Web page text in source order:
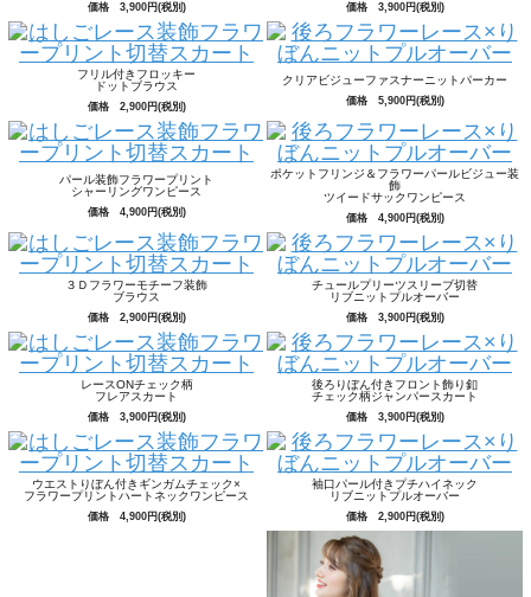
価格 3,900円(税別) 価格 3,900円(税別)
フリル付きフロッキー
ドットブラウス
価格 2,900円(税別)
クリアビジューファスナーニットパーカー
価格 5,900円(税別)
パール装飾フラワープリント
シャーリングワンピース
価格 4,900円(税別)
ポケットフリンジ＆フラワーパールビジュー装
飾
ツイードサックワンピース
価格 4,900円(税別)
３Ｄフラワーモチーフ装飾
ブラウス
価格 2,900円(税別)
チュールプリーツスリーブ切替
リブニットプルオーバー
価格 3,900円(税別)
レースONチェック柄
フレアスカート
価格 3,900円(税別)
後ろりぼん付きフロント飾り釦
チェック柄ジャンパースカート
価格 3,900円(税別)
ウエストりぼん付きギンガムチェック×
フラワープリントハートネックワンピース
価格 4,900円(税別)
袖口パール付きプチハイネック
リブニットプルオーバー
価格 2,900円(税別)